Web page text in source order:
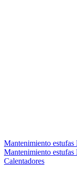
Mantenimiento estufas
Mantenimiento
Calentadores